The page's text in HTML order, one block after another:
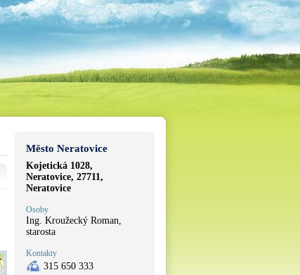
Město Neratovice
Kojetická 1028,
Neratovice, 27711,
Neratovice
Osoby
Ing. Kroužecký Roman,
starosta
Kontakty
315 650 333